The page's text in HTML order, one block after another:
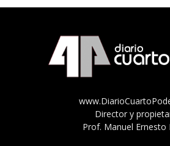
Director y
Prof. Manuel Ernesto